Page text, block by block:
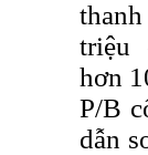
triệu
hơn
P/B
dẫn